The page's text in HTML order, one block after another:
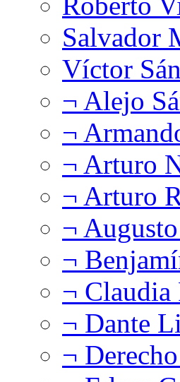
Salvador
Víctor
¬ Alejo
¬
¬ Arturo
¬ Arturo
¬
¬
¬ Claudia
¬ Dante
¬